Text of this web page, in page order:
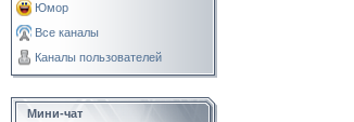
Юмор
Все каналы
Каналы пользователей
Мини-чат